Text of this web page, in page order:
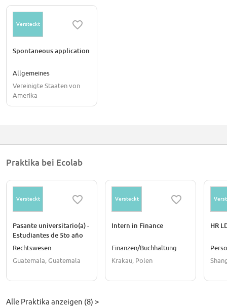
Versteckt
Spontaneous application
Allgemeines
Vereinigte Staaten von
Amerika
Praktika bei Ecolab
Versteckt
Pasante universitario(a) -
Estudiantes de 5to año
en Ciencias Jurídicas
Rechtswesen
Guatemala, Guatemala
Versteckt
Intern in Finance
Finanzen/Buchhaltung
Krakau, Polen
HR
Alle Praktika anzeigen (8) >